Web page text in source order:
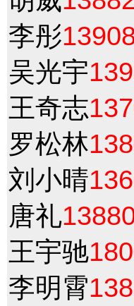
李彤
吴光宇
王奇志
罗松林
刘小晴
唐礼
王宇驰
李明霄